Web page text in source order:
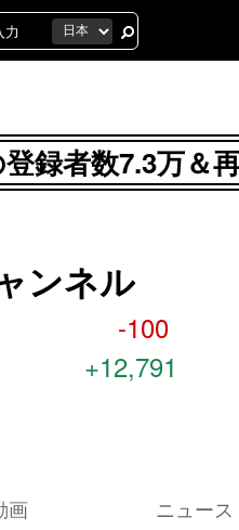
録者数7.3万＆
ンネル
-100
+12,791
画 ニュース